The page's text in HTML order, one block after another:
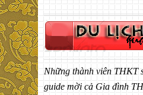
Những thành viên THKT
guide mời cả Gia đình